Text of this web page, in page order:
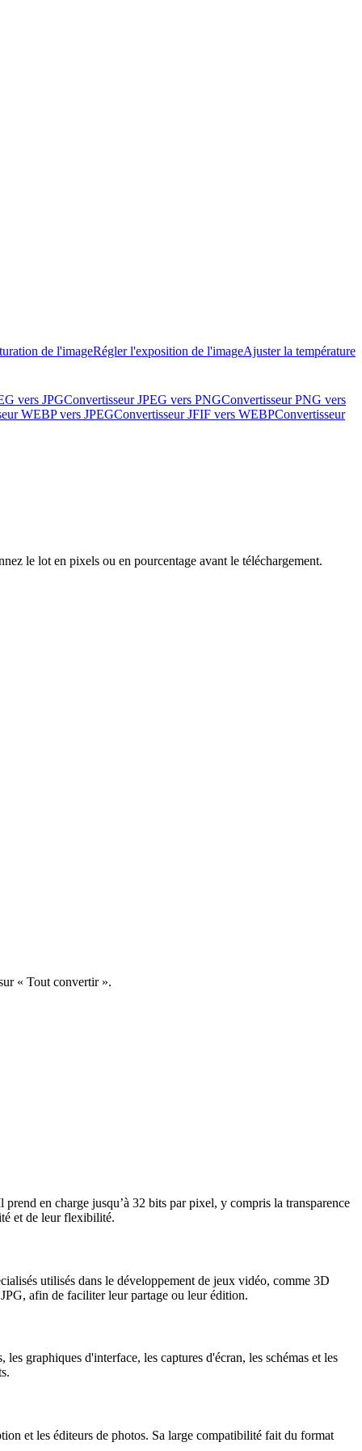
de l'imageRégler l'exposition de l'imageAjuster la température
vers JPGConvertisseur JPEG vers PNGConvertisseur PNG vers
WEBP vers JPEGConvertisseur JFIF vers WEBPConvertisseur
le lot en pixels ou en pourcentage avant le téléchargement.
« Tout convertir ».
en charge jusqu’à 32 bits par pixel, y compris la transparence
et de leur flexibilité.
utilisés dans le développement de jeux vidéo, comme 3D
afin de faciliter leur partage ou leur édition.
graphiques d'interface, les captures d'écran, les schémas et les
et les éditeurs de photos. Sa large compatibilité fait du format